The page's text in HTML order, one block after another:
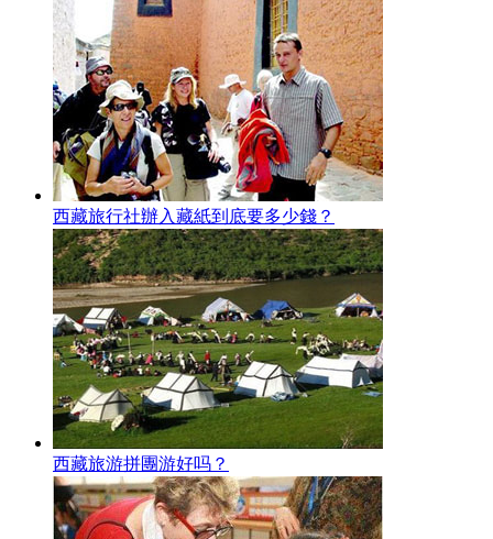
西藏旅行社辦入藏紙到底要多少錢？
西藏旅游拼團游好吗？